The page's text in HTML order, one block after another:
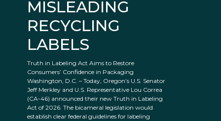
MISLEADING
RECYCLING
LABELS
Truth in Labeling Act Aims to Restore
Consumers’ Confidence in Packaging
Washington, D.C. – Today, Oregon’s U.S. Senator
Jeff Merkley and U.S. Representative Lou Correa
(CA-46) announced their new Truth in Labeling
Act of 2026. The bicameral legislation would
establish clear federal guidelines for labeling